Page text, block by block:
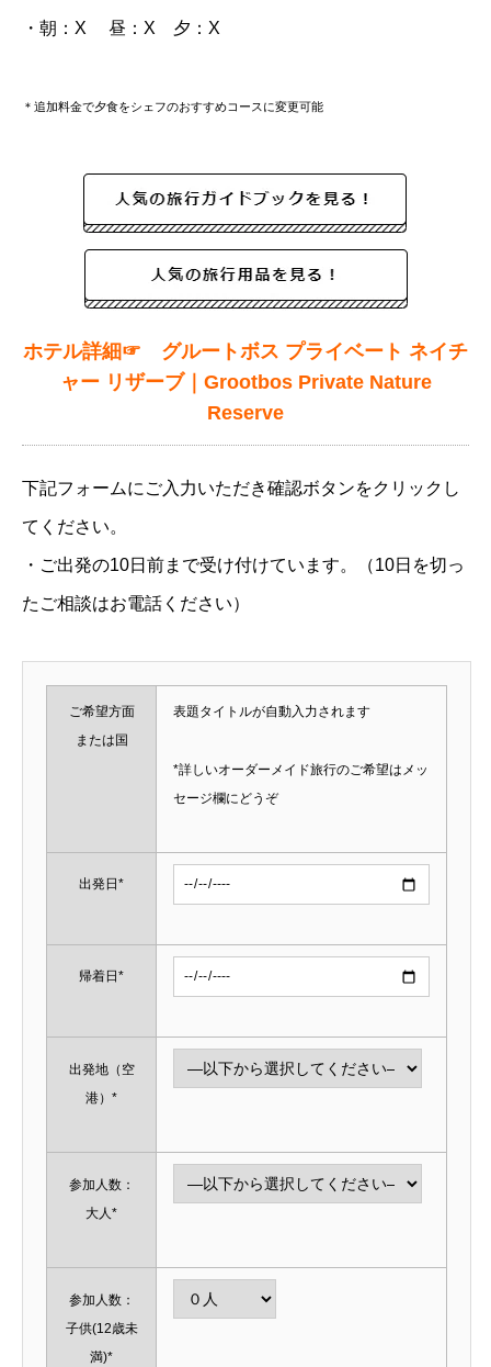
・朝：X 昼：X 夕：X
＊追加料金で夕食をシェフのおすすめコースに変更可能
ホテル詳細☞ グルートボス プライベート ネイチ
ャー リザーブ｜Grootbos Private Nature
Reserve
下記フォームにご入力いただき確認ボタンをクリックし
てください。
・ご出発の10日前まで受け付けています。（10日を切っ
たご相談はお電話ください）
ご希望方面
または国
表題タイトルが自動入力されます
*詳しいオーダーメイド旅行のご希望はメッ
セージ欄にどうぞ
出発日*
帰着日*
出発地（空
港）*
参加人数：
大人*
参加人数：
子供(12歳未
満)*